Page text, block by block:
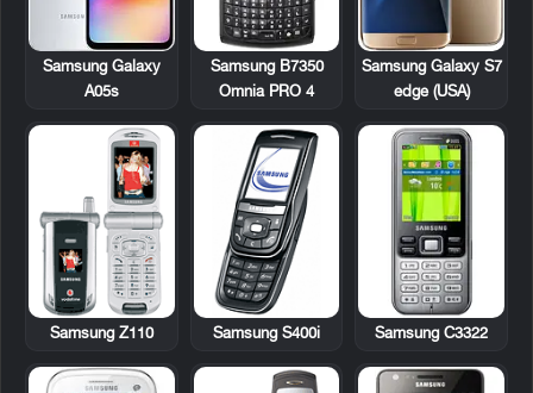
Samsung Galaxy S7
edge (USA)
Samsung B7350
Omnia PRO 4
Samsung Galaxy
A05s
Samsung C3322
Samsung S400i
Samsung Z110